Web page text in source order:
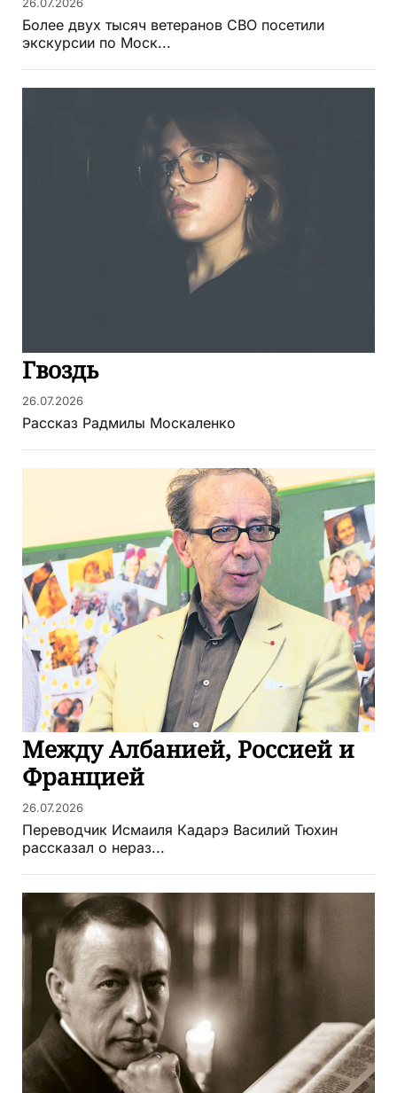
26.07.2026
Более двух тысяч ветеранов СВО посетили
экскурсии по Моск...
Гвоздь
26.07.2026
Рассказ Радмилы Москаленко
Между Албанией, Россией и
Францией
26.07.2026
Переводчик Исмаиля Кадарэ Василий Тюхин
рассказал о нераз...